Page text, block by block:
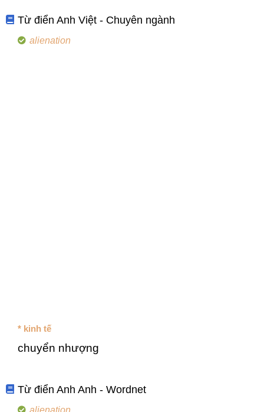
Từ điển Anh Việt - Chuyên ngành
alienation
* kinh tế
chuyển nhượng
Từ điển Anh Anh - Wordnet
alienation